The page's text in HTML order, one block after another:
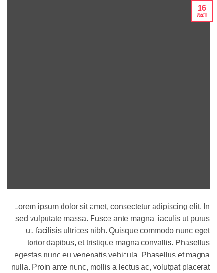
16
דצמ
Lorem ipsum dolor sit amet, consectetur adipiscing elit. In
sed vulputate massa. Fusce ante magna, iaculis ut purus
ut, facilisis ultrices nibh. Quisque commodo nunc eget
tortor dapibus, et tristique magna convallis. Phasellus
egestas nunc eu venenatis vehicula. Phasellus et magna
nulla. Proin ante nunc, mollis a lectus ac, volutpat placerat